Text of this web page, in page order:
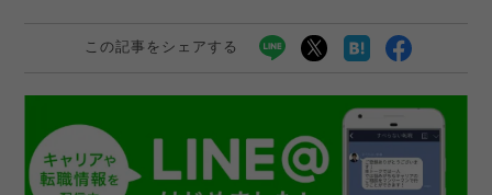
この記事をシェアする